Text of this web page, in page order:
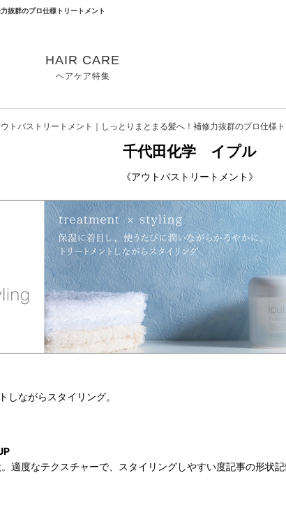
抜群のプロ仕様トリートメント
HAIR CARE
ヘアケア特集
トバストリートメント｜しっとりまとまる髪へ！補修力抜群のプロ仕様
千代田化学 イプル
《アウトバストリートメント》
ながらスタイリング。
適度なテクスチャーで、スタイリングしやすい度記事の形状記